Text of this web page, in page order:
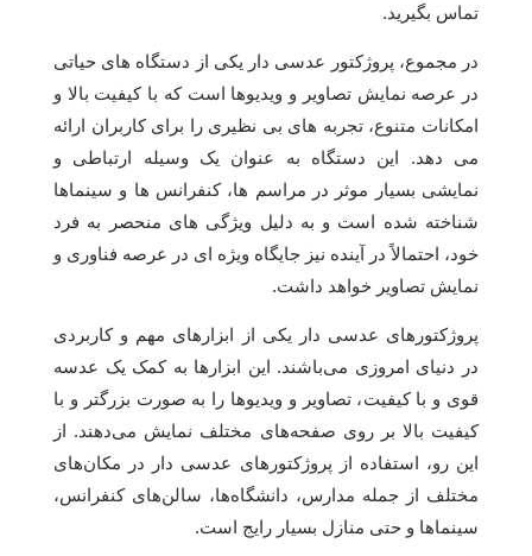
تماس بگیرید.
در مجموع، پروژکتور عدسی دار یکی از دستگاه های حیاتی
در عرصه نمایش تصاویر و ویدیوها است که با کیفیت بالا و
امکانات متنوع، تجربه های بی نظیری را برای کاربران ارائه
می دهد. این دستگاه به عنوان یک وسیله ارتباطی و
نمایشی بسیار موثر در مراسم ها، کنفرانس ها و سینماها
شناخته شده است و به دلیل ویژگی های منحصر به فرد
خود، احتمالاً در آینده نیز جایگاه ویژه ای در عرصه فناوری و
نمایش تصاویر خواهد داشت.
پروژکتورهای عدسی دار یکی از ابزارهای مهم و کاربردی
در دنیای امروزی می‌باشند. این ابزارها به کمک یک عدسه
قوی و با کیفیت، تصاویر و ویدیوها را به صورت بزرگتر و با
کیفیت بالا بر روی صفحه‌های مختلف نمایش می‌دهند. از
این رو، استفاده از پروژکتورهای عدسی دار در مکان‌های
مختلف از جمله مدارس، دانشگاه‌ها، سالن‌های کنفرانس،
سینماها و حتی منازل بسیار رایج است.